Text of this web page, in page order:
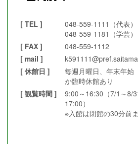
[ TEL ]
048-559-1111（代表）
048-559-1181（学芸）
[ FAX ]
048-559-1112
[ mail ]
[ 休館日 ]
毎週月曜日、年末年始
か臨時休館あり
[ 観覧時間 ]
9:00～16:30（7/1～8/
17:00）
※入館は閉館の30分前